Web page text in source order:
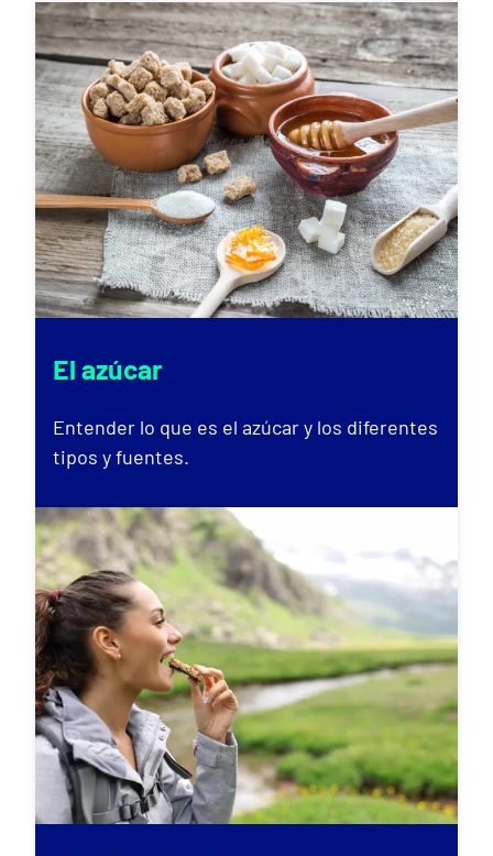
El azúcar
Entender lo que es el azúcar y los diferentes
tipos y fuentes.